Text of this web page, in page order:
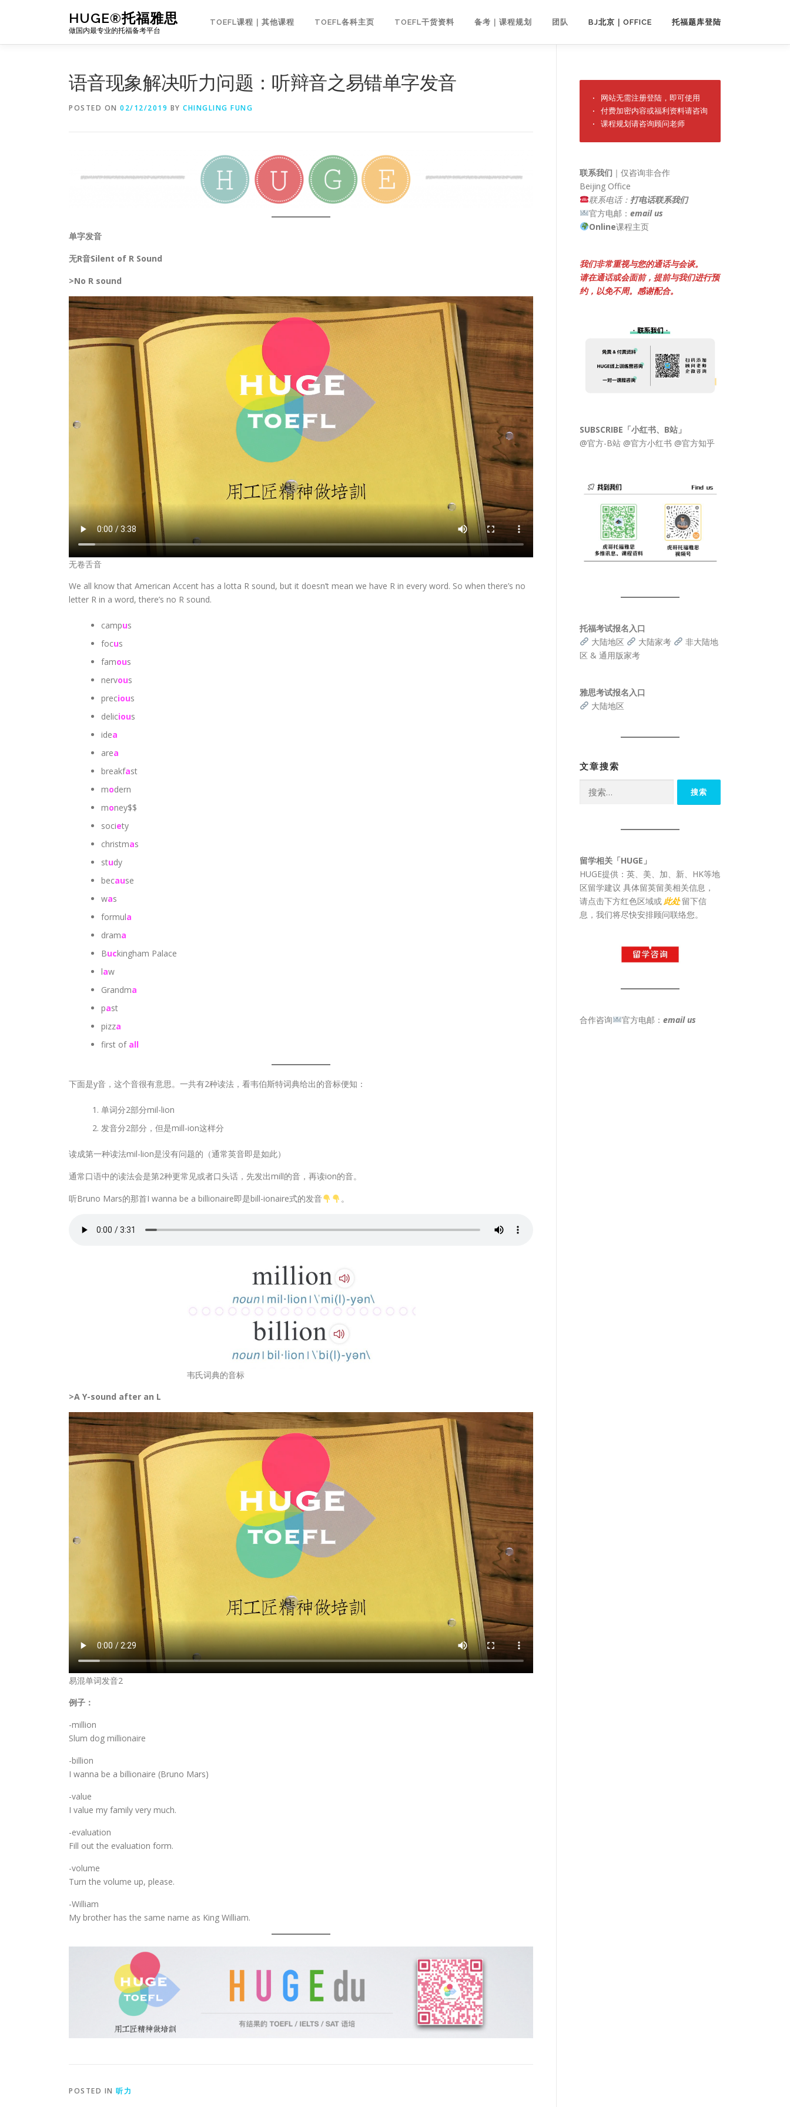
HUGE®托福雅思
做国内最专业的托福备考平台
TOEFL课程｜其他课程 TOEFL各科主页 TOEFL干货资料 备考｜课程规划 团队 BJ北京｜OFFICE 托福题库登陆
语音现象解决听力问题：听辩音之易错单字发音
POSTED ON 02/12/2019 BY CHINGLING FUNG
单字发音
无R音Silent of R Sound
>No R sound
无卷舌音
We all know that American Accent has a lotta R sound, but it doesn’t mean we have R in every word. So when there’s no
letter R in a word, there’s no R sound.
campus
focus
famous
nervous
precious
delicious
idea
area
breakfast
modern
money$$
society
christmas
study
because
was
formula
drama
Buckingham Palace
law
Grandma
past
pizza
first of all
下面是y音，这个音很有意思。一共有2种读法，看韦伯斯特词典给出的音标便知：
单词分2部分mil-lion
发音分2部分，但是mill-ion这样分
读成第一种读法mil-lion是没有问题的（通常英音即是如此）
通常口语中的读法会是第2种更常见或者口头话，先发出mill的音，再读ion的音。
听Bruno Mars的那首I wanna be a billionaire即是bill-ionaire式的发音
。
韦氏词典的音标
>A Y-sound after an L
易混单词发音2
例子：
-million
Slum dog millionaire
-billion
I wanna be a billionaire (Bruno Mars)
-value
I value my family very much.
-evaluation
Fill out the evaluation form.
-volume
Turn the volume up, please.
-William
My brother has the same name as King William.
POSTED IN 听力
· 网站无需注册登陆，即可使用
· 付费加密内容或福利资料请咨询
· 课程规划请咨询顾问老师
联系我们 ｜仅咨询非合作
Beijing Office
联系电话： 打电话联系我们
官方电邮： email us
Online课程主页
我们非常重视与您的通话与会谈。
请在通话或会面前，提前与我们进行预
约，以免不周。感谢配合。
SUBSCRIBE「小红书、B站」
@官方-B站 @官方小红书 @官方知乎
托福考试报名入口
大陆地区
大陆家考
非大陆地
区 & 通用版家考
雅思考试报名入口
大陆地区
文章搜索
索：
留学相关「HUGE」
HUGE提供：英、美、加、新、HK等地
区留学建议 具体留英留美相关信息，
请点击下方红色区域或此处 留下信
息，我们将尽快安排顾问联络您。
合作咨询 官方电邮： email us